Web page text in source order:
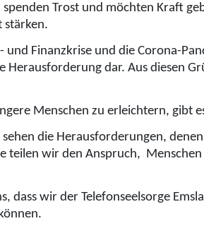
Trost und möchten Kraft
stärken.
und Finanzkrise und die Corona-
Herausforderung dar. Aus diesen
Menschen zu erleichtern, gibt
die Herausforderungen,
teilen wir den Anspruch,
dass wir der Telefonseelsorge